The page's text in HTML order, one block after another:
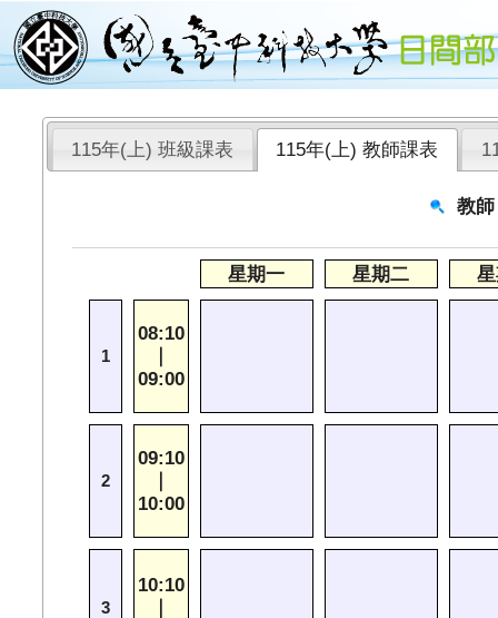
115年(上) 班級課表 115年(上) 教師課表
教師
星期一 星期二
1
08:10
09:00
2
09:10
10:00
3
10:10